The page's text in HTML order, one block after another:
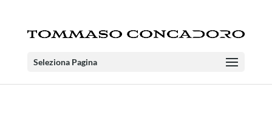
Seleziona Pagina